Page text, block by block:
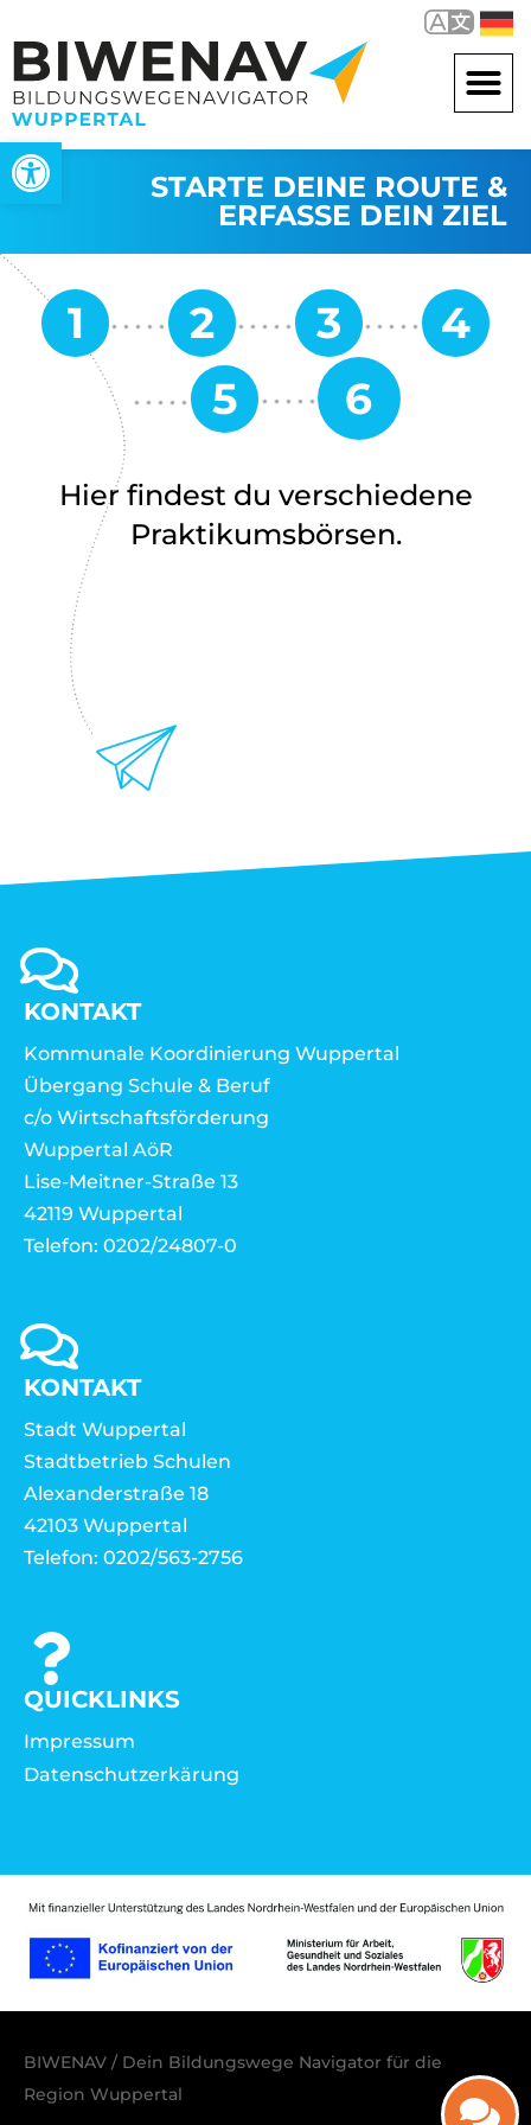
Werkzeugleiste öffnen
STARTE DEINE ROUTE &
ERFASSE DEIN ZIEL
Hier findest du verschiedene
Praktikumsbörsen.
KONTAKT
Kommunale Koordinierung Wuppertal
Übergang Schule & Beruf
c/o Wirtschaftsförderung
Wuppertal AöR
Lise-Meitner-Straße 13
42119 Wuppertal
Telefon: 0202/24807-0
KONTAKT
Stadt Wuppertal
Stadtbetrieb Schulen
Alexanderstraße 18
42103 Wuppertal
Telefon: 0202/563-2756
QUICKLINKS
Impressum
Datenschutzerkärung
BIWENAV / Dein Bildungswege Navigator für die
Region Wuppertal